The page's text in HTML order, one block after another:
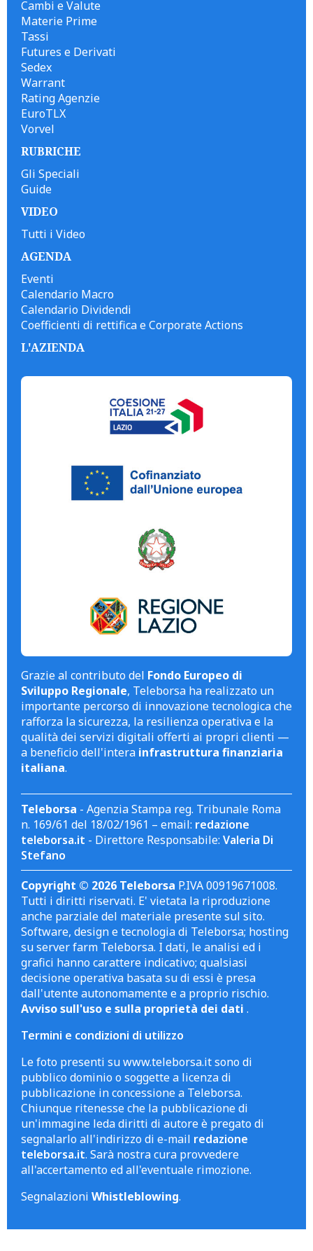
Cambi e Valute
Materie Prime
Tassi
Futures e Derivati
Sedex
Warrant
Rating Agenzie
EuroTLX
Vorvel
RUBRICHE
Gli Speciali
Guide
VIDEO
Tutti i Video
AGENDA
Eventi
Calendario Macro
Calendario Dividendi
Coefficienti di rettifica e Corporate Actions
L'AZIENDA
Grazie al contributo del Fondo Europeo di
Sviluppo Regionale, Teleborsa ha realizzato un
importante percorso di innovazione tecnologica che
rafforza la sicurezza, la resilienza operativa e la
qualità dei servizi digitali offerti ai propri clienti —
a beneficio dell'intera infrastruttura finanziaria
italiana.
Teleborsa - Agenzia Stampa reg. Tribunale Roma
n. 169/61 del 18/02/1961 – email: redazione
teleborsa.it - Direttore Responsabile: Valeria Di
Stefano
Copyright © 2026 Teleborsa P.IVA 00919671008.
Tutti i diritti riservati. E' vietata la riproduzione
anche parziale del materiale presente sul sito.
Software, design e tecnologia di Teleborsa; hosting
su server farm Teleborsa. I dati, le analisi ed i
grafici hanno carattere indicativo; qualsiasi
decisione operativa basata su di essi è presa
dall'utente autonomamente e a proprio rischio.
Avviso sull'uso e sulla proprietà dei dati .
Termini e condizioni di utilizzo
Le foto presenti su www.teleborsa.it sono di
pubblico dominio o soggette a licenza di
pubblicazione in concessione a Teleborsa.
Chiunque ritenesse che la pubblicazione di
un'immagine leda diritti di autore è pregato di
segnalarlo all'indirizzo di e-mail redazione
teleborsa.it. Sarà nostra cura provvedere
all'accertamento ed all'eventuale rimozione.
Segnalazioni Whistleblowing.